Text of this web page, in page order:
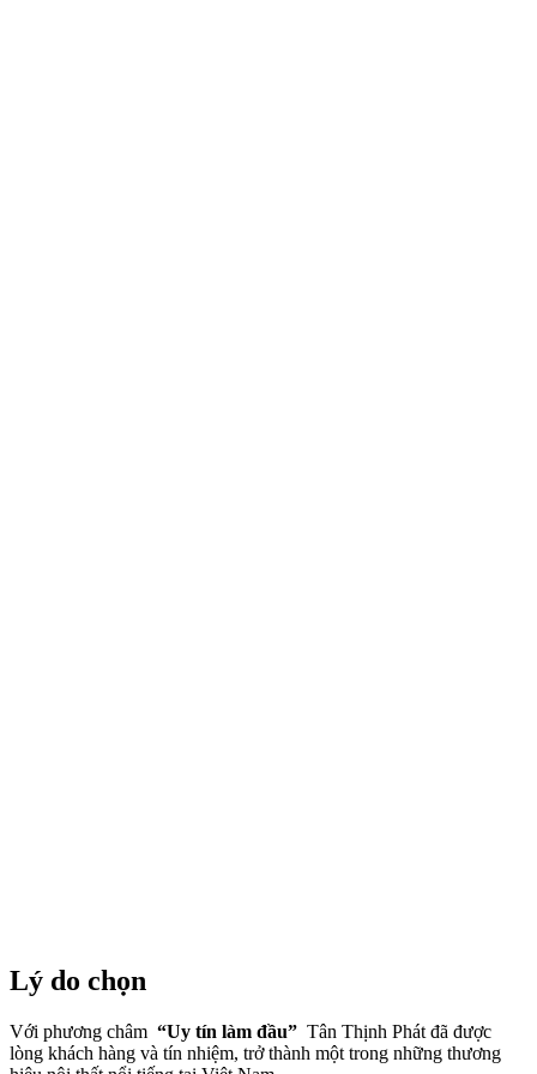
Lý do chọn
Với phương châm “Uy tín làm đầu” Tân Thịnh Phát đã được
lòng khách hàng và tín nhiệm, trở thành một trong những thương